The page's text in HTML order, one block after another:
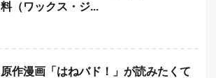
料（ワックス・ジ...
原作漫画「はねバド！」が読みたくて